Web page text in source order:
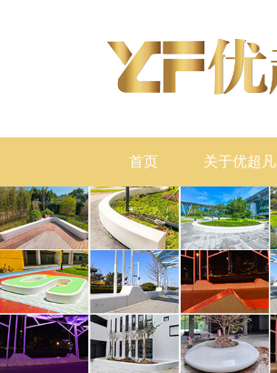
首页 关于优超凡